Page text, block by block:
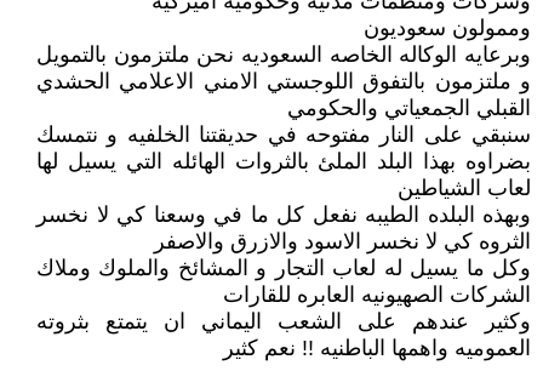
وممولون سعوديون
وبرعايه الوكاله الخاصه السعوديه نحن ملتزمون بالتمويل
و ملتزمون بالتفوق اللوجستي الامني الاعلامي الحشدي
القبلي الجمعياتي والحكومي
سنبقي على النار مفتوحه في حديقتنا الخلفيه و نتمسك
بضراوه بهذا البلد الملئ بالثروات الهائله التي يسيل لها
لعاب الشياطين
وبهذه البلده الطيبه نفعل كل ما في وسعنا كي لا نخسر
الثروه كي لا نخسر الاسود والازرق والاصفر
وكل ما يسيل له لعاب التجار و المشائخ والملوك وملاك
الشركات الصهيونيه العابره للقارات
وكثير عندهم على الشعب اليماني ان يتمتع بثروته
العموميه واهمها الباطنيه !! نعم كثير